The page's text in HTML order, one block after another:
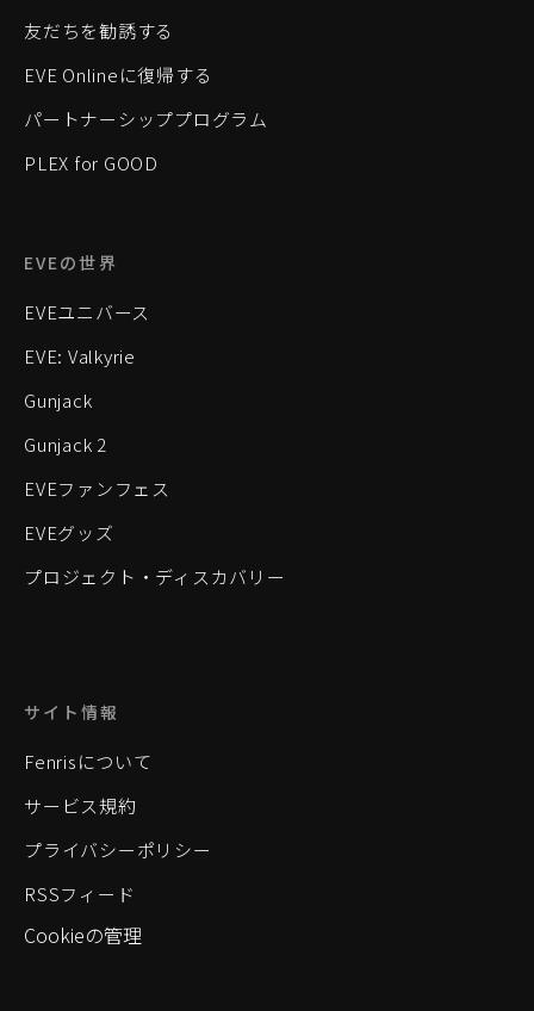
友だちを勧誘する
EVE Onlineに復帰する
パートナーシッププログラム
PLEX for GOOD
EVEの世界
EVEユニバース
EVE: Valkyrie
Gunjack
Gunjack 2
EVEファンフェス
EVEグッズ
プロジェクト・ディスカバリー
サイト情報
Fenrisについて
サービス規約
プライバシーポリシー
RSSフィード
Cookieの管理